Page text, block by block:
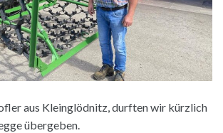
aus Kleinglödnitz, durften wir kürzlich
übergeben.